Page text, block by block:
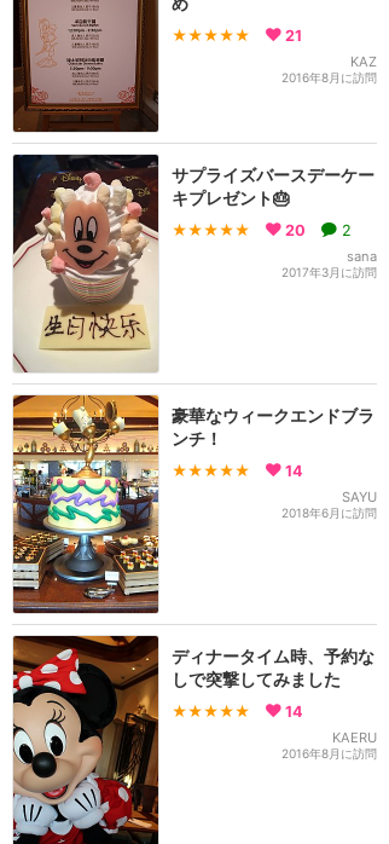
★★★★★ 21
KAZ
2016年8月に訪問
サプライズバースデーケー
キプレゼント🎂
★★★★★ 20 2
sana
2017年3月に訪問
豪華なウィークエンドブラ
ンチ！
★★★★★ 14
SAYU
2018年6月に訪問
ディナータイム時、予約な
しで突撃してみました
★★★★★ 14
KAERU
2016年8月に訪問